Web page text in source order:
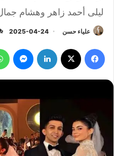
ليلى أحمد زاهر وهشام جمال
علياء حسن 2025-04-24